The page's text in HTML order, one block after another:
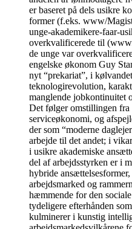
er baseret på dels usikre
former (f.eks. www/
unge-akademikere-faar-
overkvalificerede til
de unge var
engelske økonom Guy
nyt “prekariat”, i
teknologirevolution,
manglende jobkontinuitet
Det følger omstillingen
serviceøkonomi, og
der som “moderne
arbejde til det andet; i
i usikre akademiske
del af arbejdsstyrken er i
hybride
arbejdsmarked og
hæmmende for den
tydeligere efterhånden
kulminerer i kunstig